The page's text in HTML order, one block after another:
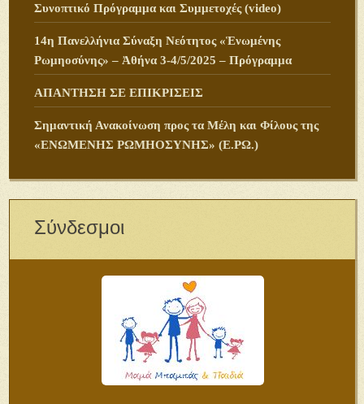
Συνοπτικό Πρόγραμμα και Συμμετοχές (video)
14η Πανελλήνια Σύναξη Νεότητος «Ἑνωμένης
Ρωμηοσύνης» – Ἀθήνα 3-4/5/2025 – Πρόγραμμα
ΑΠΑΝΤΗΣΗ ΣΕ ΕΠΙΚΡΙΣΕΙΣ
Σημαντική Ανακοίνωση προς τα Μέλη και Φίλους της
«ΕΝΩΜΕΝΗΣ ΡΩΜΗΟΣΥΝΗΣ» (Ε.ΡΩ.)
Σύνδεσμοι